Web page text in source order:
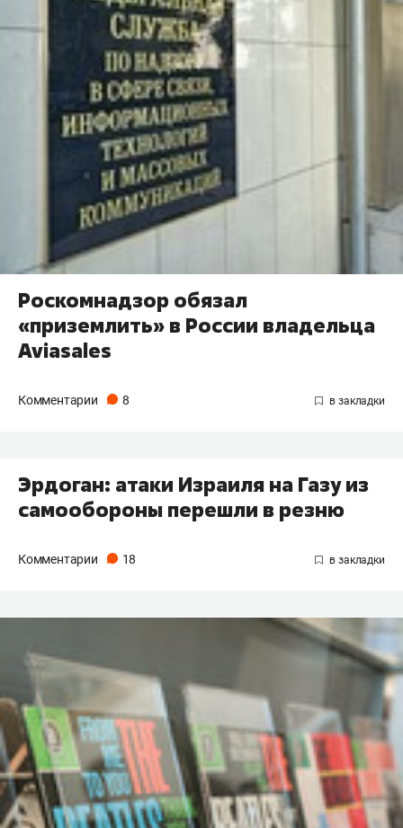
Роскомнадзор обязал
«приземлить» в России владельца
Aviasales
Комментарии 8
Эрдоган: атаки Израиля на Газу из
самообороны перешли в резню
Комментарии 18